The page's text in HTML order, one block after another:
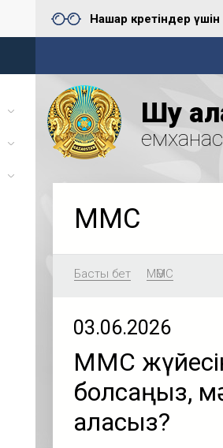
Нашар көретіндер үшін
Шу
МӘМС
Басты бет МӘМС
03.06.2026
МӘМС
болсаңыз,
аласыз?